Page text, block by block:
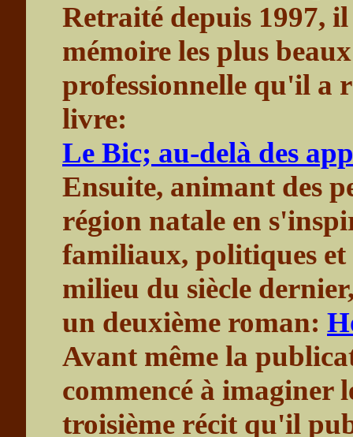
Retraité depuis 1997,
mémoire les plus
professionnelle qu'il a
livre:
Le Bic; au-delà des
Ensuite, animant des
région natale en
familiaux, politiques
milieu du siècle
un deuxième roman:
Avant même la
commencé à imaginer
troisième récit qu'il